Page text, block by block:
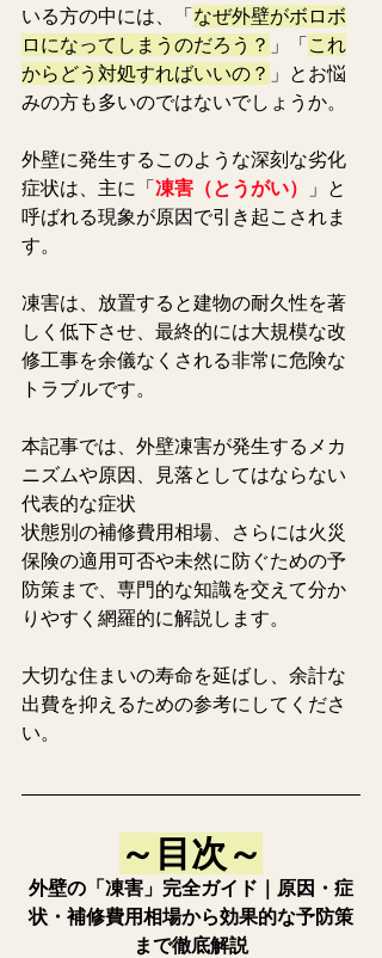
いる方の中には、「なぜ外壁がボロボ
ロになってしまうのだろう？ 」「これ
からどう対処すればいいの？ 」とお悩
みの方も多いのではないでしょうか。
外壁に発生するこのような深刻な劣化
症状は、主に「凍害（とうがい）
」と
呼ばれる現象が原因で引き起こされま
す。
凍害は、放置すると建物の耐久性を著
しく低下させ、最終的には大規模な改
修工事を余儀なくされる非常に危険な
トラブルです。
本記事では、外壁凍害が発生するメカ
ニズムや原因、見落としてはならない
代表的な症状
状態別の補修費用相場、さらには火災
保険の適用可否や未然に防ぐための予
防策まで、専門的な知識を交えて分か
りやすく網羅的に解説します。
大切な住まいの寿命を延ばし、余計な
出費を抑えるための参考にしてくださ
い。
～目次～
外壁の「凍害」完全ガイド｜原因・症
状・補修費用相場から効果的な予防策
まで徹底解説